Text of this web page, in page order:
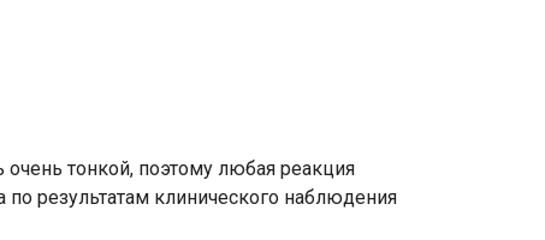
тонкой, поэтому любая реакция
результатам клинического наблюдения